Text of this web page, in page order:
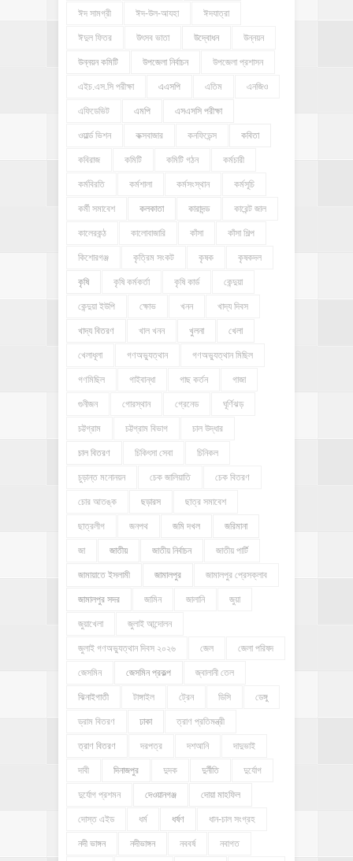
ঈদ সামগ্রী ঈদ-উল-আযহা ঈদযাত্রা
ঈদুল ফিতর উৎসব ভাতা উদ্বোধন উন্নয়ন
উন্নয়ন কমিটি উপজেলা নির্বাচন উপজেলা প্রশাসন
এইচ.এস.সি পরীক্ষা এএসপি এতিম এনজিও
এফিডেভিট এমপি এসএসসি পরীক্ষা
ওয়ার্ল্ড ভিশন কক্সবাজার কনফিডেন্স কবিতা
কবিরাজ কমিটি কমিটি গঠন কর্মচারী
কর্মবিরতি কর্মশালা কর্মসংস্থান কর্মসূচি
কর্মী সমাবেশ কলকাতা কারাদন্ড কারেন্ট জাল
কালেরকন্ঠ কালোবাজারি কাঁসা কাঁসা শিল্প
কিশোরগঞ্জ কৃত্রিম সংকট কৃষক কৃষকদল
কৃষি কৃষি কর্মকর্তা কৃষি কার্ড কেন্দুয়া
কেন্দুয়া ইউপি ক্ষোভ খনন খাদ্য দিবস
খাদ্য বিতরণ খাল খনন খুলনা খেলা
খেলাধূলা গণঅভ্যুত্থান গণঅভ্যুত্থান মিছিল
গণমিছিল গাইবান্ধা গাছ কর্তন গাজা
গুনীজন গোরস্থান গ্রেনেড ঘূর্ণিঝড়
চট্টগ্রাম চট্টগ্রাম বিভাগ চাল উদ্ধার
চাল বিতরণ চিকিৎসা সেবা চিনিকল
চুড়ান্ত মনোনয়ন চেক জালিয়াতি চেক বিতরণ
চোর আতঙ্ক ছড়ারস ছাত্র সমাবেশ
ছাত্রলীগ জনপথ জমি দখল জরিমানা
জা জাতীয় জাতীয় নির্বাচন জাতীয় পার্টি
জামায়াতে ইসলামী জামালপুর জামালপুর প্রেসক্লাব
জামালপুর সদর জামিন জালানি জুয়া
জুয়াখেলা জুলাই আন্দোলন
জুলাই গণঅভ্যুত্থান দিবস ২০২৬ জেল জেলা পরিষদ
জেসমিন জেসমিন প্রকল্প জ্বালানী তেল
ঝিনাইগাতী টাঙ্গাইল ট্রেন ডিসি ডেঙ্গু
ড্রাম বিতরণ ঢাকা ত্রাণ প্রতিমন্ত্রী
ত্রাণ বিতরণ দরপত্র দশআনি দাদুভাই
দাবী দিনাজপুর দুদক দুর্নীতি দুর্যোগ
দুর্যোগ প্রশমন দেওয়ানগঞ্জ দোয়া মাহফিল
দোস্ত এইড ধর্ম ধর্ষণ ধান-চাল সংগ্রহ
নদী ভাঙ্গন নদীভাঙ্গন নববর্ষ নবাগত